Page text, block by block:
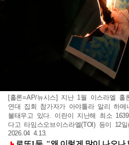
[홀론=AP/뉴시스] 지난 1월 이스라엘
연대 집회 참가자가 아야톨라 알리 하
불태우고 있다. 이란이 지난해 최소
다고 타임스오브이스라엘(TOI) 등이 12
2026.04 4.13.